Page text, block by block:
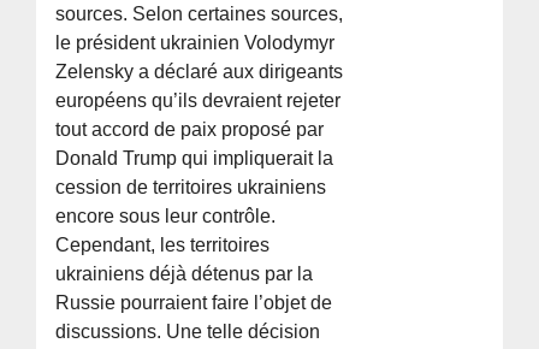
sources. Selon certaines sources,
le président ukrainien Volodymyr
Zelensky a déclaré aux dirigeants
européens qu’ils devraient rejeter
tout accord de paix proposé par
Donald Trump qui impliquerait la
cession de territoires ukrainiens
encore sous leur contrôle.
Cependant, les territoires
ukrainiens déjà détenus par la
Russie pourraient faire l’objet de
discussions. Une telle décision